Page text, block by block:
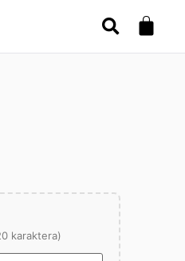
karaktera)